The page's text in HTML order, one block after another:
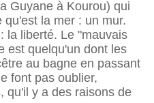
Guyane à Kourou) qui
la mer : un mur.
la liberté. Le "mauvais
est quelqu'un dont les
au bagne en passant
font pas oublier,
qu'il y a des raisons de